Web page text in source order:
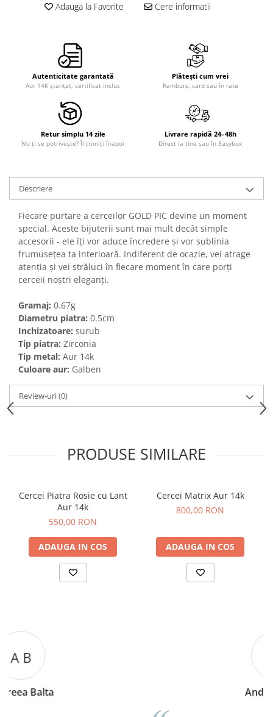
Adauga la Favorite Cere informatii
Autenticitate garantată
Aur 14K ștanțat, certificat inclus
Plătești cum vrei
Ramburs, card sau în rate
Retur simplu 14 zile
Nu ți se potrivește? Îl trimiți înapoi
Livrare rapidă 24–48h
Direct la tine sau în Easybox
Descriere
Fiecare purtare a cerceilor GOLD PIC devine un moment
special. Aceste bijuterii sunt mai mult decât simple
accesorii - ele îți vor aduce încredere și vor sublinia
frumusețea ta interioară. Indiferent de ocazie, vei atrage
atenția și vei străluci în fiecare moment în care porți
cerceii noștri eleganți.
Gramaj: 0.67g
Diametru piatra: 0.5cm
Inchizatoare: surub
Tip piatra: Zirconia
Tip metal: Aur 14k
Culoare aur: Galben
Review-uri(0)
PRODUSE SIMILARE
Cercei Piatra Rosie cu Lant
Aur 14k
550,00 RON
ADAUGA IN COS
Cercei Matrix Aur 14k
800,00 RON
ADAUGA IN COS